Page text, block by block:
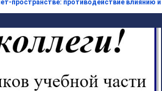
противодействие влиянию и